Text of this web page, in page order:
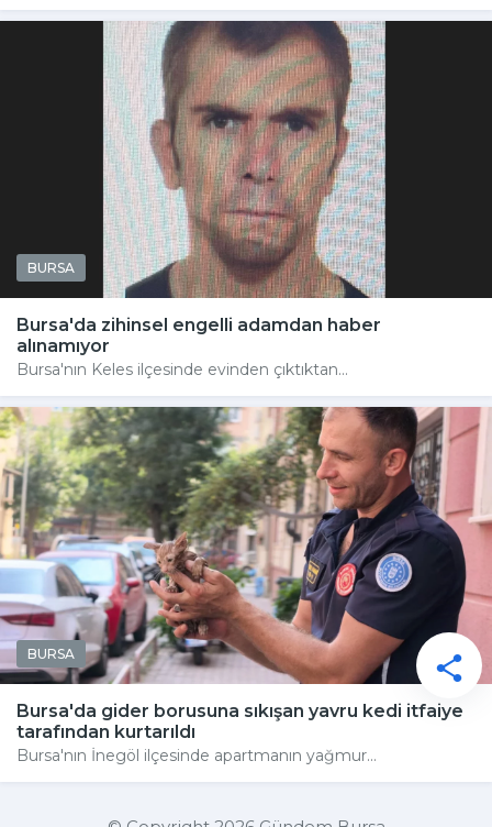
BURSA
Bursa'da zihinsel engelli adamdan haber
alınamıyor
Bursa'nın Keles ilçesinde evinden çıktıktan...
BURSA
Bursa'da gider borusuna sıkışan yavru kedi itfaiye
tarafından kurtarıldı
Bursa'nın İnegöl ilçesinde apartmanın yağmur...